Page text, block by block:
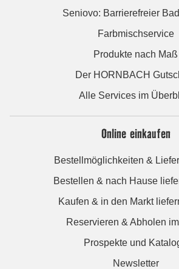
Seniovo: Barrierefreier
Farbmischservice
Produkte nach Maß
Der HORNBACH
Alle Services im
Online einkaufen
Bestellmöglichkeiten &
Bestellen & nach Hause
Kaufen & in den Markt
Reservieren & Abholen
Prospekte und
Newsletter